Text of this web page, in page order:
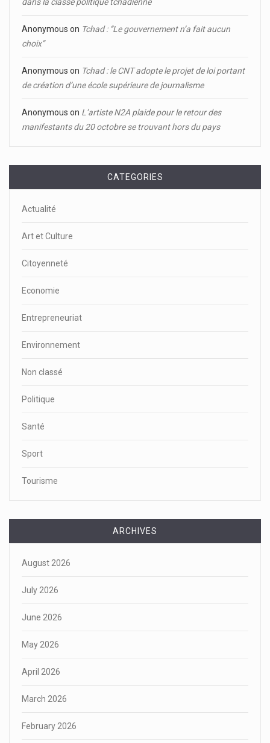
dans la classe politique tchadienne
Anonymous on Tchad : ‘’Le gouvernement n’a fait aucun
choix’’
Anonymous on Tchad : le CNT adopte le projet de loi portant
de création d’une école supérieure de journalisme
Anonymous on L’artiste N2A plaide pour le retour des
manifestants du 20 octobre se trouvant hors du pays
CATEGORIES
Actualité
Art et Culture
Citoyenneté
Economie
Entrepreneuriat
Environnement
Non classé
Politique
Santé
Sport
Tourisme
ARCHIVES
August 2026
July 2026
June 2026
May 2026
April 2026
March 2026
February 2026